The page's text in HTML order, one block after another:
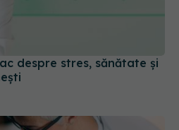
despre stres, sănătate și